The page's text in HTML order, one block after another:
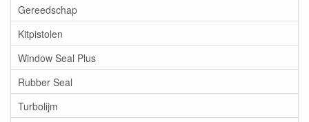
Gereedschap
Kitpistolen
Window Seal Plus
Rubber Seal
Turbolijm